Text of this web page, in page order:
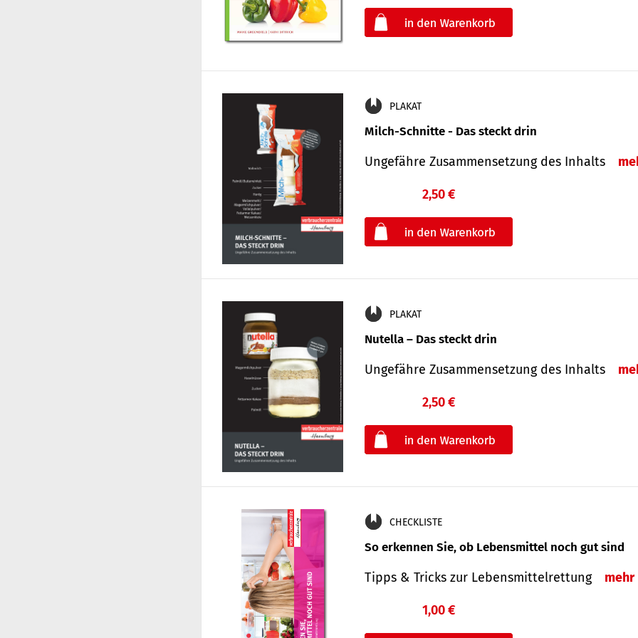
PLAKAT
Milch-Schnitte - Das steckt drin
Ungefähre Zu­sammen­setzung des Inhalts
2,50 €
PLAKAT
Nutella – Das steckt drin
Ungefähre Zusammensetzung des Inhalts
2,50 €
CHECKLISTE
So erkennen Sie, ob Lebensmittel noch gut sind
Tipps & Tricks zur Lebensmittelrettung mehr
1,00 €